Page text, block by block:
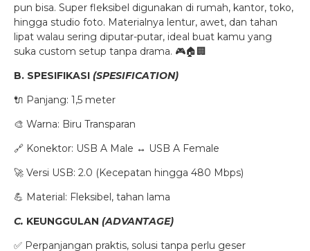
pun bisa. Super fleksibel digunakan di rumah, kantor, toko,
hingga studio foto. Materialnya lentur, awet, dan tahan
lipat walau sering diputar-putar, ideal buat kamu yang
suka custom setup tanpa drama. 🎮🏠🏢
B. SPESIFIKASI (SPESIFICATION)
🔌 Panjang: 1,5 meter
🎨 Warna: Biru Transparan
🔗 Konektor: USB A Male ↔ USB A Female
🚀 Versi USB: 2.0 (Kecepatan hingga 480 Mbps)
💪 Material: Fleksibel, tahan lama
C. KEUNGGULAN (ADVANTAGE)
✅ Perpanjangan praktis, solusi tanpa perlu geser